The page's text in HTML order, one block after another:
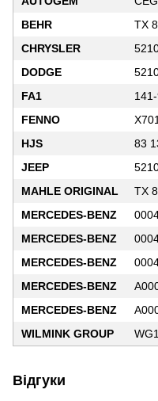
BEHR
TX
CHRYSLER
DODGE
FA1
FENNO
HJS
83
JEEP
MAHLE ORIGINAL
TX
MERCEDES-BENZ
MERCEDES-BENZ
MERCEDES-BENZ
MERCEDES-BENZ
MERCEDES-BENZ
WILMINK GROUP
Відгуки